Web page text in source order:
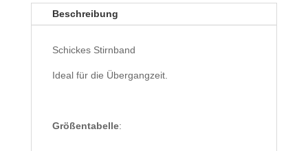
Beschreibung
Schickes Stirnband
Ideal für die Übergangzeit.
Größentabelle: